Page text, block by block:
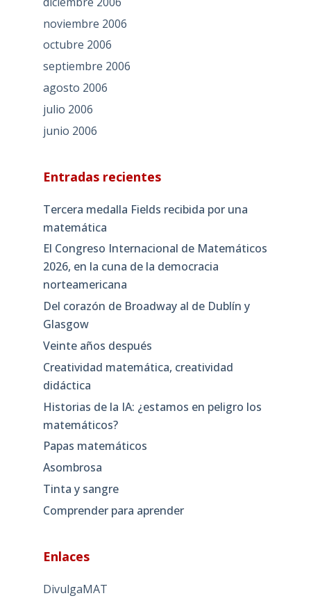
noviembre 2006
octubre 2006
septiembre 2006
agosto 2006
julio 2006
junio 2006
Entradas recientes
Tercera medalla Fields recibida por una
matemática
El Congreso Internacional de Matemáticos
2026, en la cuna de la democracia
norteamericana
Del corazón de Broadway al de Dublín y
Glasgow
Veinte años después
Creatividad matemática, creatividad
didáctica
Historias de la IA: ¿estamos en peligro los
matemáticos?
Papas matemáticos
Asombrosa
Tinta y sangre
Comprender para aprender
Enlaces
DivulgaMAT